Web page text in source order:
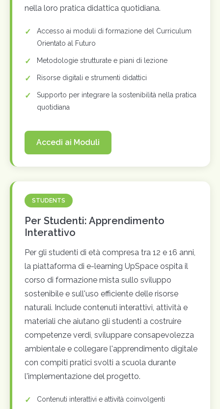
nella loro pratica didattica quotidiana.
Accesso ai moduli di formazione del Curriculum
Orientato al Futuro
Metodologie strutturate e piani di lezione
Risorse digitali e strumenti didattici
Supporto per integrare la sostenibilità nella pratica
quotidiana
Accedi ai Moduli
STUDENTS
Per Studenti: Apprendimento
Interattivo
Per gli studenti di età compresa tra 12 e 16 anni,
la piattaforma di e-learning UpSpace ospita il
corso di formazione mista sullo sviluppo
sostenibile e sull'uso efficiente delle risorse
naturali. Include contenuti interattivi, attività e
materiali che aiutano gli studenti a costruire
competenze verdi, sviluppare consapevolezza
ambientale e collegare l'apprendimento digitale
con compiti pratici svolti a scuola durante
l'implementazione del progetto.
Contenuti interattivi e attività coinvolgenti